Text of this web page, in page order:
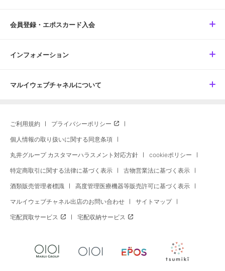
会員登録・エポスカード入会
インフォメーション
マルイウェブチャネルについて
ご利用規約 プライバシーポリシー
個人情報の取り扱いに関する同意条項
丸井グループ カスタマーハラスメント対応方針 cookieポリシー
特定商取引に関する法律に基づく表示 古物営業法に基づく表示
酒類販売管理者標識 高度管理医療機器等販売許可に基づく表示
マルイウェブチャネル出店のお問い合わせ サイトマップ
宅配買取サービス 宅配収納サービス